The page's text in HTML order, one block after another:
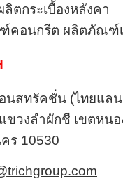
ลิตกระเบื้องหลังคา
คอนกรีต ผลิตภัณฑ์เ
นสทรัคชั่น (ไทยแล
ขวงลำผักชี เขตหนอ
ร 10530